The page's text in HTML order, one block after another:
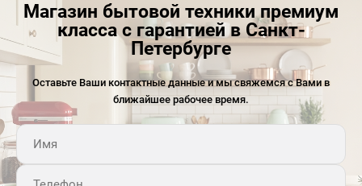
Магазин бытовой техники премиум
класса с гарантией в Санкт-
Петербурге
Оставьте Ваши контактные данные и мы свяжемся с Вами в
ближайшее рабочее время.